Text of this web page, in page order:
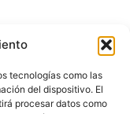
tecnologías como las
del dispositivo. El
procesar datos como